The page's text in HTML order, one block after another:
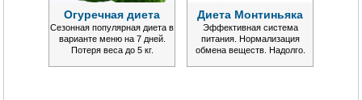
Огуречная диета
Сезонная популярная диета в
варианте меню на 7 дней.
Потеря веса до 5 кг.
Диета Монтиньяка
Эффективная система
питания. Нормализация
обмена веществ. Надолго.